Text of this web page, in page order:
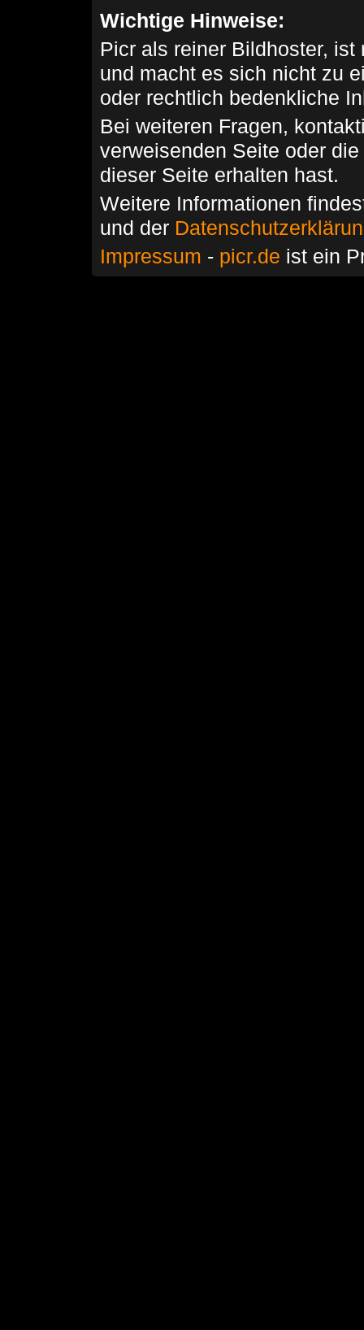
Wichtige Hinweise:
Picr als reiner Bildhoster,
und macht es sich nicht zu
oder rechtlich bedenkliche
Bei weiteren Fragen,
verweisenden Seite oder
dieser Seite erhalten hast.
Weitere Informationen
und der
Impressum - picr.de ist ein